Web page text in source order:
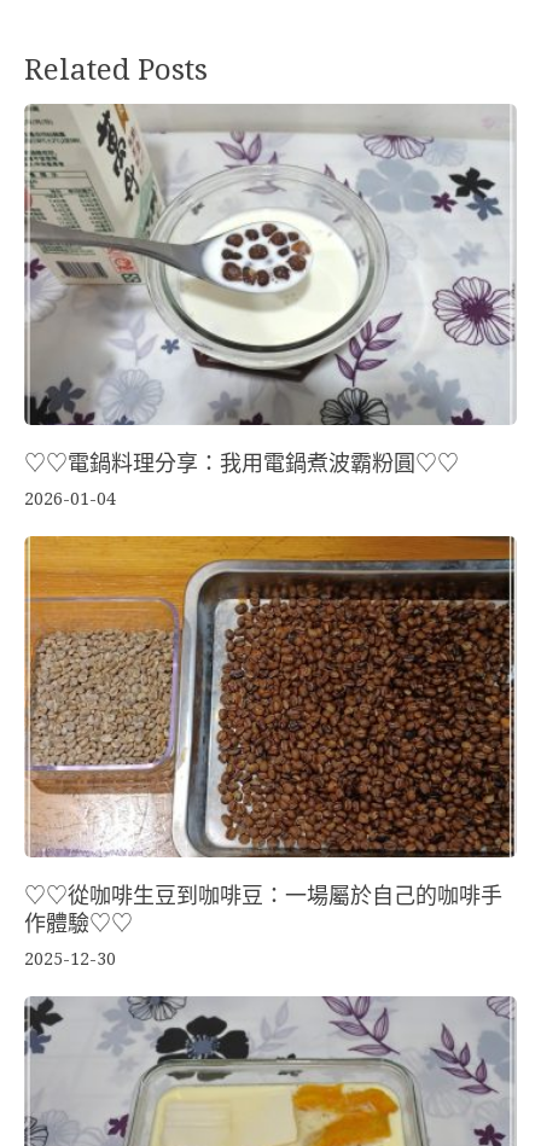
Related Posts
♡♡電鍋料理分享：我用電鍋煮波霸粉圓♡♡
2026-01-04
♡♡從咖啡生豆到咖啡豆：一場屬於自己的咖啡手
作體驗♡♡
2025-12-30